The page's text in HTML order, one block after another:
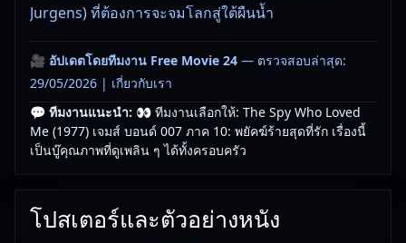
Jurgens) ที่ต้องการจะจมโลกสู่ใต้ผืนน้ำ
🎥 อัปเดตโดยทีมงาน Free Movie 24 — ตรวจสอบล่าสุด:
29/05/2026 | เกี่ยวกับเรา
💬 ทีมงานแนะนำ: 👀 ทีมงานเลือกให้: The Spy Who Loved
Me (1977) เจมส์ บอนด์ 007 ภาค 10: พยัคฆ์ร้ายสุดที่รัก เรื่องนี้
เป็นบู๊คุณภาพที่ดูเพลิน ๆ ได้ทั้งครอบครัว
โปสเตอร์และตัวอย่างหนัง